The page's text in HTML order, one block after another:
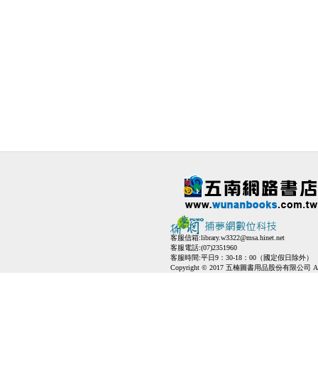
客服信箱:library.w3322@msa.hinet.net
客服電話:(07)2351960
客服時間:平日9：30-18：00（國定假日除外）
Copyright © 2017 五楠圖書用品股份有限公司